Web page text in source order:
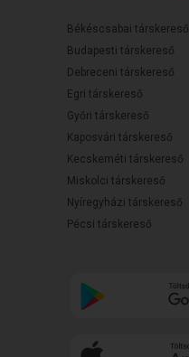
Békéscsabai társkereső
Budapesti társkereső
Debreceni társkereső
Egri társkereső
Győri társkereső
Kaposvári társkereső
Kecskeméti társkereső
Miskolci társkereső
Nyíregyházi társkereső
Pécsi társkereső